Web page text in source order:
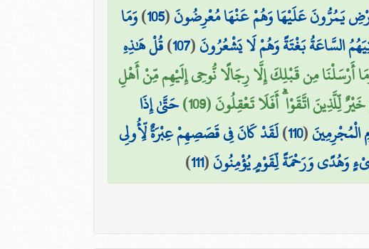
يَمُرُّونَ عَلَيْهَا وَهُمْ عَنْهَا مُعْرِضُونَ(
105
)وَمَا
السَّاعَةُ بَغْتَةً وَهُمْ لَا يَشْعُرُونَ(
107
)قُلْ هَٰذِهِ
أَرْسَلْنَا مِن قَبْلِكَ إِلَّا رِجَالًا نُّوحِي إِلَيْهِم مِّنْ أَهْلِ
اتَّقَوْا ۗ أَفَلَا تَعْقِلُونَ (109)
حَتَّىٰ إِذَا
(
110
)لَقَدْ كَانَ فِي قَصَصِهِمْ عِبْرَةٌ لِّأُولِي
وَهُدًى وَرَحْمَةً لِّقَوْمٍ يُؤْمِنُونَ(
111
)